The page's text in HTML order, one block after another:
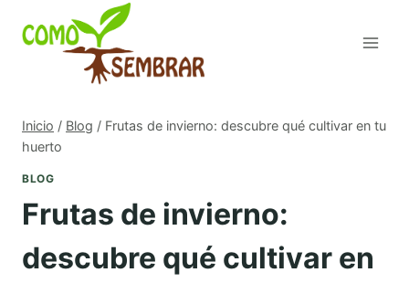
Inicio / Blog / Frutas de invierno: descubre qué cultivar en tu
huerto
BLOG
Frutas de invierno:
descubre qué cultivar en